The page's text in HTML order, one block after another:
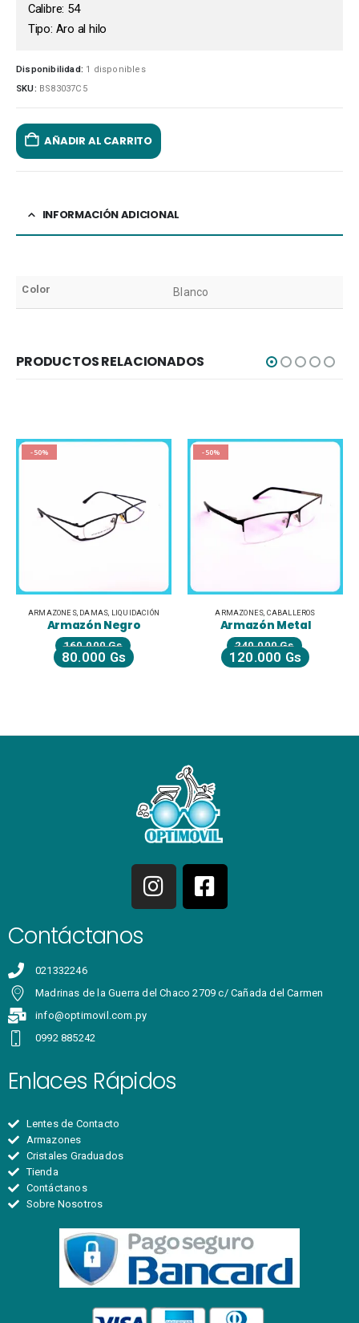
Calibre: 54
Tipo: Aro al hilo
Disponibilidad: 1 disponibles
SKU: BS83037C5
AÑADIR AL CARRITO
INFORMACIÓN ADICIONAL
Color Blanco
PRODUCTOS RELACIONADOS
-50%
ARMAZONES, DAMAS LIQUIDACIÓN
Armazón Negro
160.000Gs
80.000 Gs
-50%
ARMAZONES CABALLEROS
Armazón Metal
240.000Gs
120.000 Gs
Contáctanos
021332246
Madrinas de la Guerra del Chaco 2709 c/ Cañada del Carmen
info@optimovil.com.py
0992 885242
Enlaces Rápidos
Lentes de Contacto
Armazones
Cristales Graduados
Tienda
Contáctanos
Sobre Nosotros